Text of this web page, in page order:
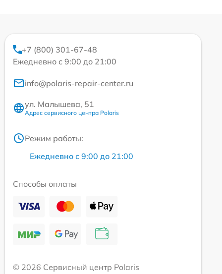
+7 (800) 301-67-48
Ежедневно с 9:00 до 21:00
info@polaris-repair-center.ru
ул. Малышева, 51
Адрес сервисного центра Polaris
Режим работы:
Ежедневно с 9:00 до 21:00
Способы оплаты
© 2026 Сервисный центр Polaris